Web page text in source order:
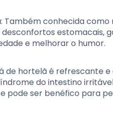
: Também conhecida como
desconfortos estomacais,
e melhorar o humor.
de hortelã é refrescante
do intestino
pode ser benéfico para